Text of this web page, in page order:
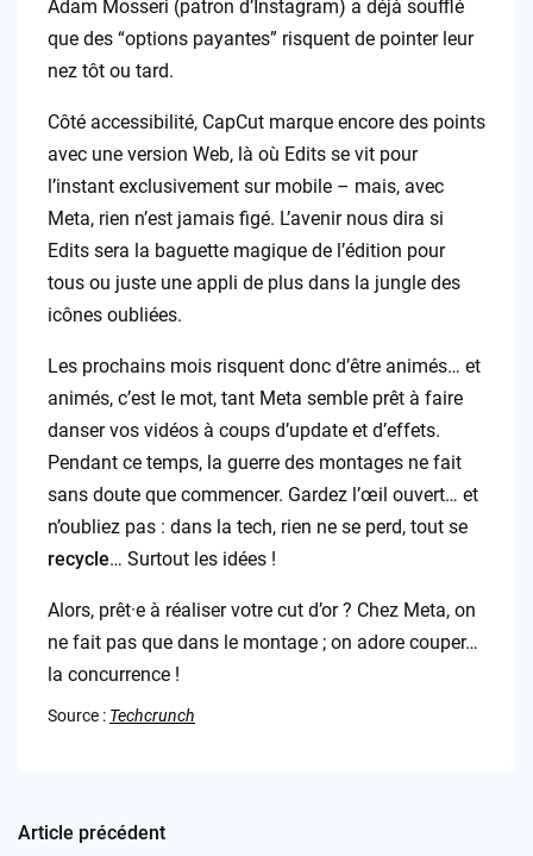
Adam Mosseri (patron d’Instagram) a déjà soufflé
que des “options payantes” risquent de pointer leur
nez tôt ou tard.
Côté accessibilité, CapCut marque encore des points
avec une version Web, là où Edits se vit pour
l’instant exclusivement sur mobile – mais, avec
Meta, rien n’est jamais figé. L’avenir nous dira si
Edits sera la baguette magique de l’édition pour
tous ou juste une appli de plus dans la jungle des
icônes oubliées.
Les prochains mois risquent donc d’être animés… et
animés, c’est le mot, tant Meta semble prêt à faire
danser vos vidéos à coups d’update et d’effets.
Pendant ce temps, la guerre des montages ne fait
sans doute que commencer. Gardez l’œil ouvert… et
n’oubliez pas : dans la tech, rien ne se perd, tout se
recycle… Surtout les idées !
Alors, prêt·e à réaliser votre cut d’or ? Chez Meta, on
ne fait pas que dans le montage ; on adore couper…
la concurrence !
Source : Techcrunch
Post
Article précédent